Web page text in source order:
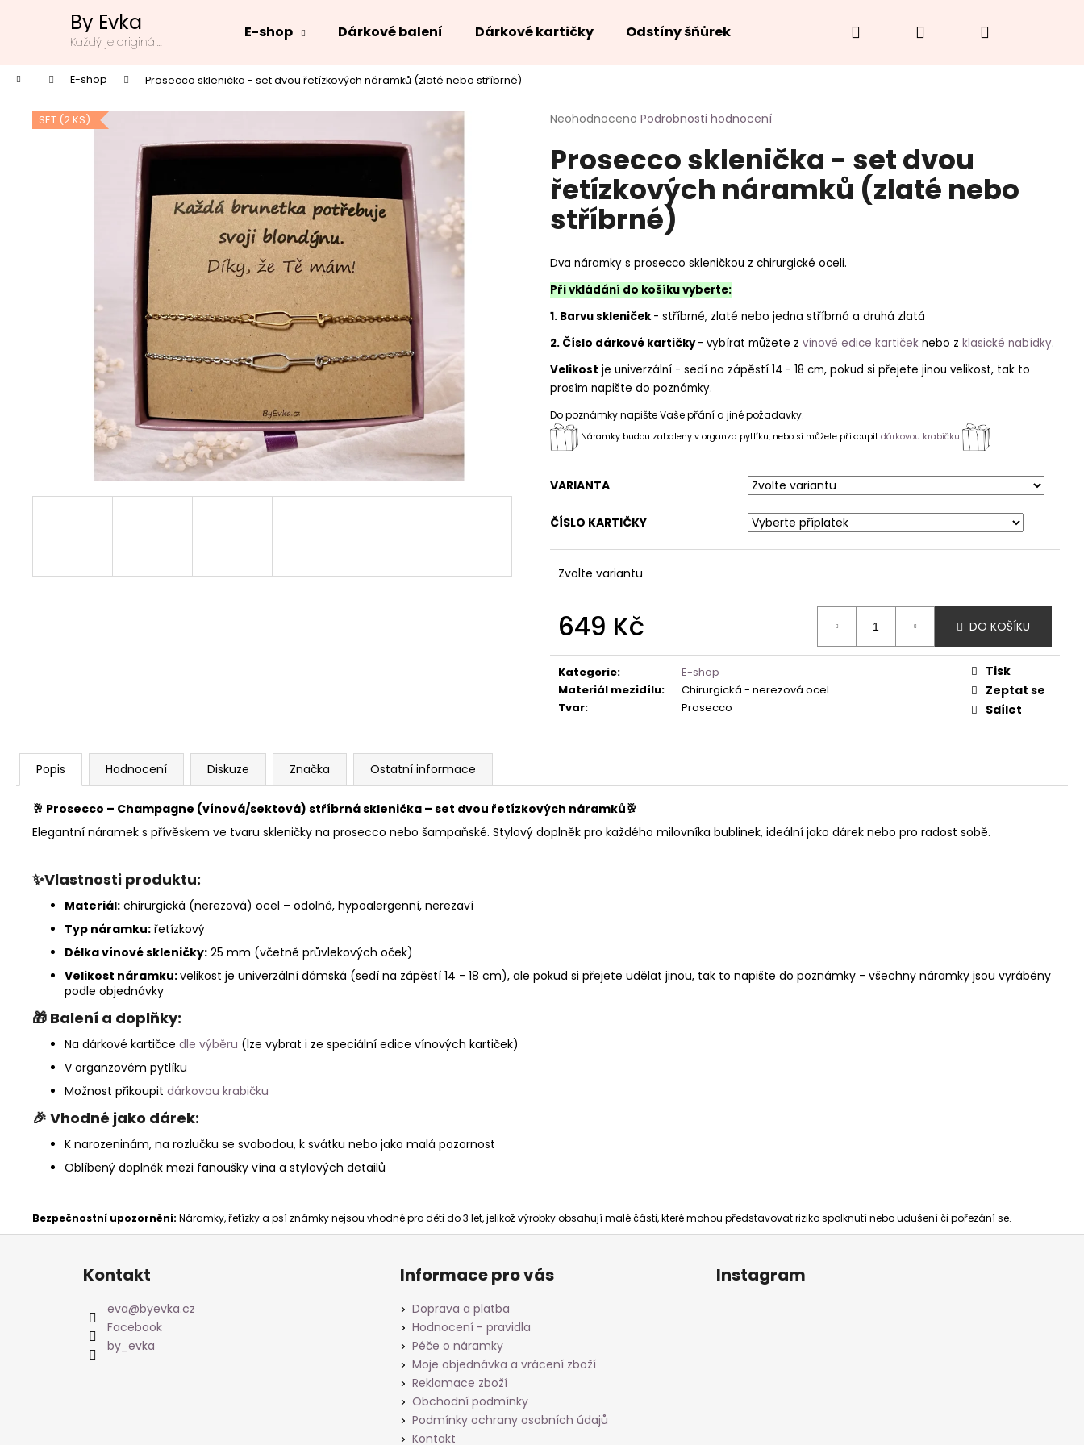
By Evka
Každý je originál...
E-shop Dárkové balení Dárkové kartičky Odstíny šňůrek Hodnocení obchodu O náramcích
Hledat PřihlášeníNákupní
Domů E-shop Prosecco sklenička - set dvou řetízkových náramků (zlaté nebo stříbrné)
Průměrné
produktu
je
0,0
5
hvězdiček.
Neohodnoceno Podrobnosti hodnocení
Prosecco sklenička - set dvou
řetízkových náramků (zlaté nebo
stříbrné)
Dva náramky s prosecco skleničkou z chirurgické oceli.
Při vkládání do košíku vyberte:
1. Barvu skleniček- stříbrné, zlaté nebo jedna stříbrná a druhá zlatá
2. Číslo dárkové kartičky- vybírat můžete z vínové edice kartiček nebo z klasické nabídky.
Velikost je univerzální - sedí na zápěstí 14 - 18 cm, pokud si přejete jinou velikost, tak to
prosím napište do poznámky.
Do poznámky napište Vaše přání a jiné požadavky.
Náramky budou zabaleny v organza pytlíku, nebo si můžete přikoupit dárkovou krabičku
VARIANTA
ČÍSLO KARTIČKY
Zvolte variantu
649 Kč DO KOŠÍKU
Kategorie:
E-shop
Materiál mezidílu:
Chirurgická - nerezová ocel
Tvar: Prosecco
Tisk
Zeptat se
Sdílet
SET (2 KS)
Popis Hodnocení Diskuze Značka Ostatní informace
🥂 Prosecco – Champagne (vínová/sektová) stříbrná sklenička – set dvou řetízkových náramků🥂
Elegantní náramek s přívěskem ve tvaru skleničky na prosecco nebo šampaňské. Stylový doplněk pro každého milovníka bublinek, ideální jako dárek nebo pro radost sobě.
✨Vlastnosti produktu:
Materiál: chirurgická (nerezová) ocel – odolná, hypoalergenní, nerezaví
Typ náramku: řetízkový
Délka vínové skleničky: 25 mm (včetně průvlekových oček)
Velikost náramku:velikost je univerzální dámská (sedí na zápěstí 14 - 18 cm), ale pokud si přejete udělat jinou, tak to napište do poznámky - všechny náramky jsou vyráběny
podle objednávky
🎁 Balení a doplňky:
Na dárkové kartičce dle výběru (lze vybrat i ze speciální edice vínových kartiček)
V organzovém pytlíku
Možnost přikoupit dárkovou krabičku
🎉 Vhodné jako dárek:
K narozeninám, na rozlučku se svobodou, k svátku nebo jako malá pozornost
Oblíbený doplněk mezi fanoušky vína a stylových detailů
Bezpečnostní upozornění: Náramky, řetízky a psí známky nejsou vhodné pro děti do 3 let, jelikož výrobky obsahují malé části, které mohou představovat riziko spolknutí nebo udušení či pořezání se.
Zpět
obchodu
Zpět
obchodu
Co potřebujete najít?
HLEDAT
Kontakt
eva@byevka.cz
Facebook
by_evka
Informace pro vás
Doprava a platba
Hodnocení - pravidla
Péče o náramky
Moje objednávka a vrácení zboží
Reklamace zboží
Obchodní podmínky
Podmínky ochrany osobních údajů
Kontakt
Instagram